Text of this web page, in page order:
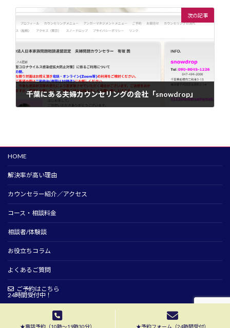
次の記事
千葉にある夫婦カウンセリングの会社「snowdrop」
HOME
解決率が高い理由
カウンセラー紹介／アクセス
コース・相談料金
相談者/体験談
お役立ちコラム
よくあるご質問
ご予約はこちら
24時間受付中！
Copyright © 夫婦カウンセリング高橋知子横浜相談室 All Rights Reserved.
★電話予約（10時〜19時30分）
★予約フォーム（24時間受付）